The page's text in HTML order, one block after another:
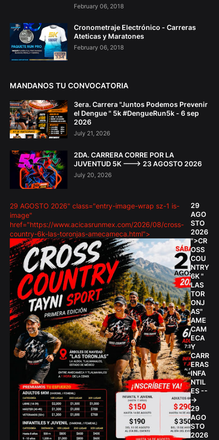
February 06, 2018
Cronometraje Electrónico - Carreras
Ateticas y Maratones
February 06, 2018
MANDANOS TU CONVOCATORIA
3era. Carrera "Juntos Podemos Prevenir
el Dengue " 5k #DengueRun5k - 6 sep
2026
July 21, 2026
2DA. CARRERA CORRE POR LA
JUVENTUD 5K ---> 23 AGOSTO 2026
July 20, 2026
29 AGOSTO 2026" class="entry-image-wrap sz-1 is-
image"
href="https://www.acicasrunmex.com/2026/08/cross-
country-6k-las-toronjas-amecameca.html">
29
AGO
STO
2026
">CR
OSS
COU
NTRY
6K "
LAS
TOR
ONJ
AS"
AME
CAM
ECA
Y
CARR
ERAS
INFA
NTIL
ES --
->
29
AGO
STO
2026